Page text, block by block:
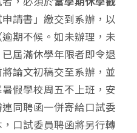
請書」繳交到系辦，以
期不候。如未辦理，未
屆滿休學年限者即令退
論文初稿交至系辦，並
假學校周五不上班，安
同聘函一併寄給口試委
口試委員聘函將另行轉